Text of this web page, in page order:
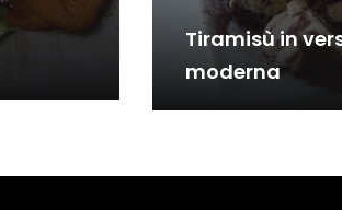
Tiramisù in
moderna